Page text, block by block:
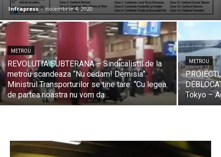
Infrapress - noiembrie 4, 2020
METROU
REVOLUTIA SUBTERANA – Sindicalistii de la
metrou scandeaza “Nu cedam! Demisia”.
Ministrul Transporturilor se tine tare: “Cu legea
de partea noastra nu vom da...
METROU
Tokyo –